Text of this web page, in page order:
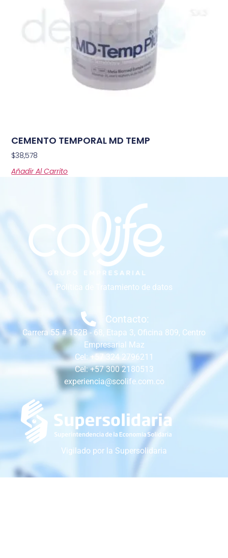
CEMENTO TEMPORAL MD TEMP
$38,578
Añadir Al Carrito
Política de Tratamiento de datos
Contacto:
Carrera 55 # 152B - 68, Etapa 3, Oficina 809, Centro
Empresarial Maz
Cel: +57 324 2796211
Cel: +57 300 2180513
experiencia@scolife.com.co
Vigilado por la Supersolidaria